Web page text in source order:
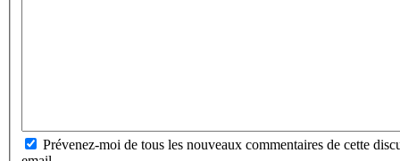
Prévenez-moi de tous les nouveaux commentaires de cette